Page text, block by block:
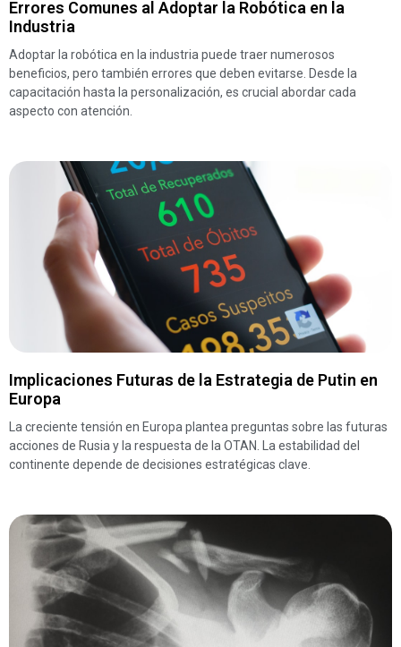
Errores Comunes al Adoptar la Robótica en la
Industria
Adoptar la robótica en la industria puede traer numerosos
beneficios, pero también errores que deben evitarse. Desde la
capacitación hasta la personalización, es crucial abordar cada
aspecto con atención.
Implicaciones Futuras de la Estrategia de Putin en
Europa
La creciente tensión en Europa plantea preguntas sobre las futuras
acciones de Rusia y la respuesta de la OTAN. La estabilidad del
continente depende de decisiones estratégicas clave.